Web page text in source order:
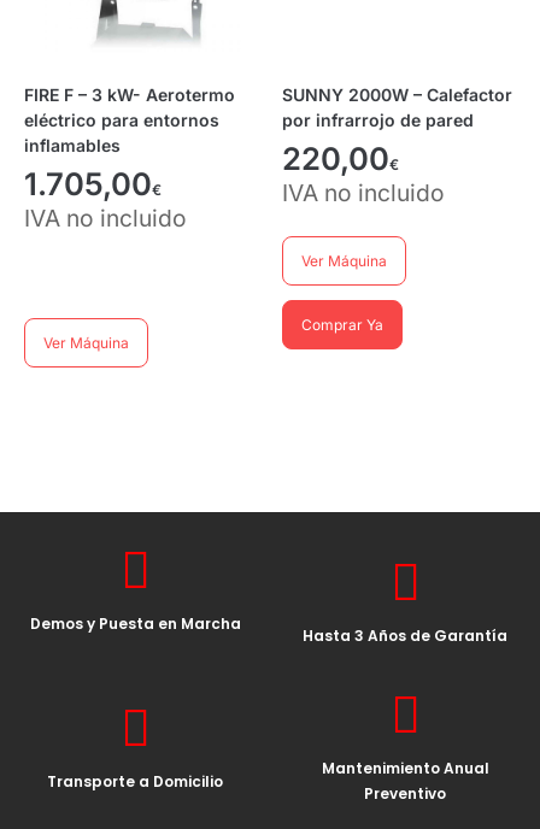
FIRE F – 3 kW- Aerotermo
eléctrico para entornos
inflamables
1.705,00€
IVA no incluido
Ver Máquina
SUNNY 2000W – Calefactor
por infrarrojo de pared
220,00€
IVA no incluido
Ver Máquina
Comprar Ya
Demos y Puesta en Marcha
Hasta 3 Años de Garantía
Transporte a Domicilio
Mantenimiento Anual
Preventivo